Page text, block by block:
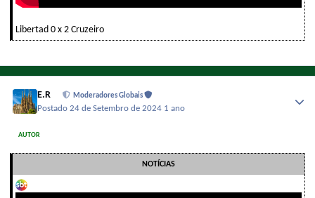
Libertad 0 x 2 Cruzeiro
E.R Moderadores Globais
Postado24 de Setembro de 2024 1 ano
AUTOR
NOTÍCIAS